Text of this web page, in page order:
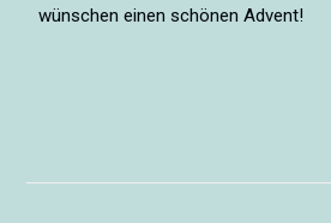
wünschen einen schönen Advent!